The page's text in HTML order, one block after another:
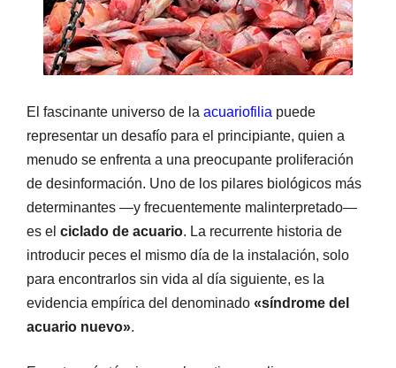
El fascinante universo de la acuariofilia puede
representar un desafío para el principiante, quien a
menudo se enfrenta a una preocupante proliferación
de desinformación. Uno de los pilares biológicos más
determinantes —y frecuentemente malinterpretado—
es el ciclado de acuario. La recurrente historia de
introducir peces el mismo día de la instalación, solo
para encontrarlos sin vida al día siguiente, es la
evidencia empírica del denominado «síndrome del
acuario nuevo».